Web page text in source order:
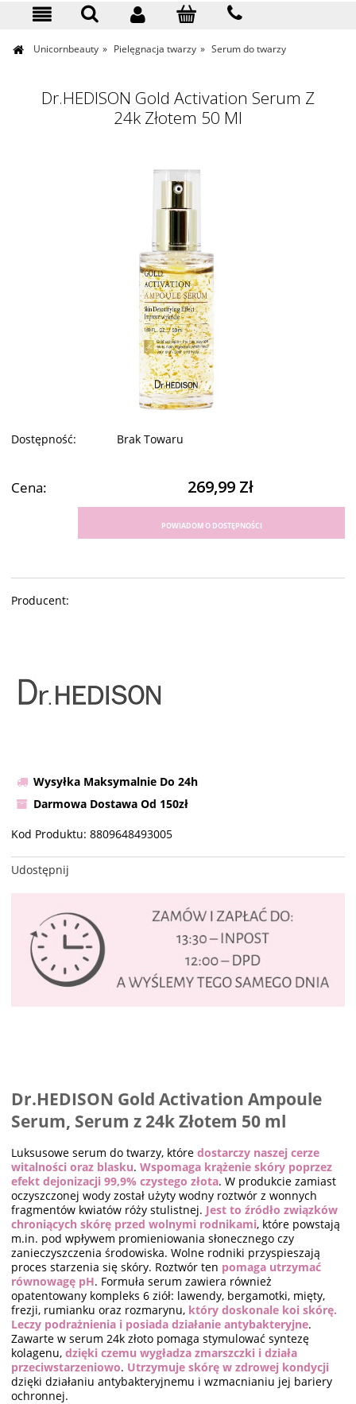
Unicornbeauty » Pielęgnacja twarzy » Serum do twarzy
Dr.HEDISON Gold Activation Serum Z
24k Złotem 50 Ml
Dostępność: Brak Towaru
Cena: 269,99 Zł
POWIADOM O DOSTĘPNOŚCI
Producent:
Wysyłka Maksymalnie Do 24h
Darmowa Dostawa Od 150zł
Kod Produktu: 8809648493005
Udostępnij
Dr.HEDISON Gold Activation Ampoule
Serum, Serum z 24k Złotem 50 ml
Luksusowe serum do twarzy, które dostarczy naszej cerze
witalności oraz blasku. Wspomaga krążenie skóry poprzez
efekt dejonizacji 99,9% czystego złota. W produkcie zamiast
oczyszczonej wody został użyty wodny roztwór z wonnych
fragmentów kwiatów róży stulistnej. Jest to źródło związków
chroniących skórę przed wolnymi rodnikami, które powstają
m.in. pod wpływem promieniowania słonecznego czy
zanieczyszczenia środowiska. Wolne rodniki przyspieszają
proces starzenia się skóry. Roztwór ten pomaga utrzymać
równowagę pH. Formuła serum zawiera również
opatentowany kompleks 6 ziół: lawendy, bergamotki, mięty,
frezji, rumianku oraz rozmarynu, który doskonale koi skórę.
Leczy podrażnienia i posiada działanie antybakteryjne.
Zawarte w serum 24k złoto pomaga stymulować syntezę
kolagenu, dzięki czemu wygładza zmarszczki i działa
przeciwstarzeniowo. Utrzymuje skórę w zdrowej kondycji
dzięki działaniu antybakteryjnemu i wzmacnianiu jej bariery
ochronnej.